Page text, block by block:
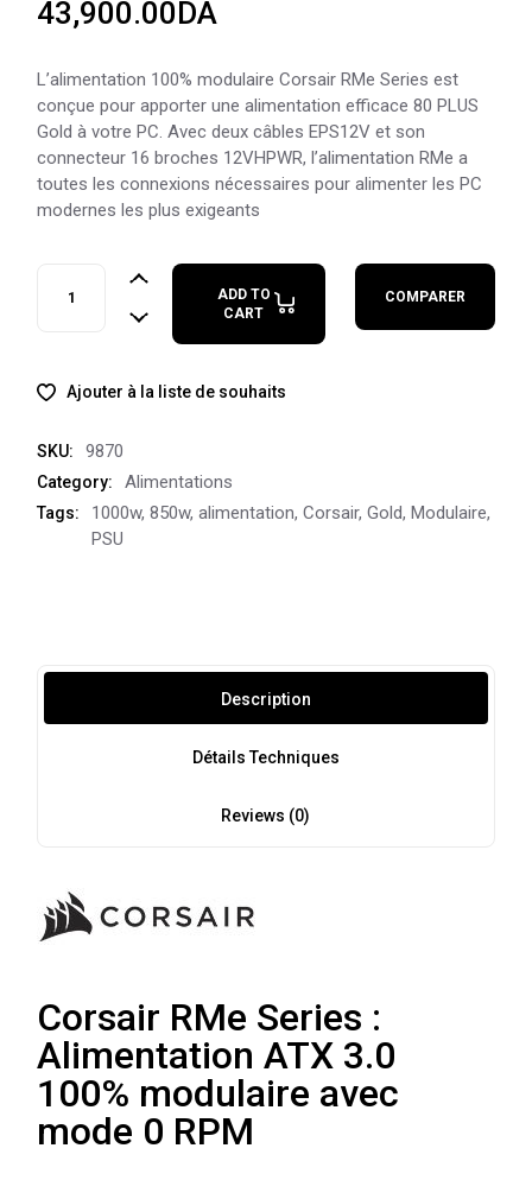
43,900.00DA
L’alimentation 100% modulaire Corsair RMe Series est
conçue pour apporter une alimentation efficace 80 PLUS
Gold à votre PC. Avec deux câbles EPS12V et son
connecteur 16 broches 12VHPWR, l’alimentation RMe a
toutes les connexions nécessaires pour alimenter les PC
modernes les plus exigeants
Corsair RM1000e Gold (ATX 3.0) quantity
ADD TO
CART
COMPARER
Ajouter à la liste de souhaits
SKU: 9870
Category: Alimentations
Tags: 1000w,850w,alimentation,Corsair,Gold,Modulaire,
PSU
Description
Détails Techniques
Reviews (0)
Corsair RMe Series :
Alimentation ATX 3.0
100% modulaire avec
mode 0 RPM